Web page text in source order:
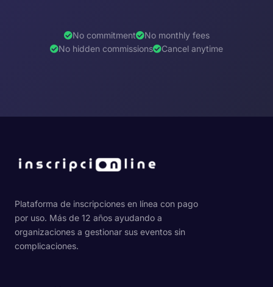
No commitment
No monthly fees
No hidden commissions
Cancel anytime
Plataforma de inscripciones en línea con pago
por uso. Más de 12 años ayudando a
organizaciones a gestionar sus eventos sin
complicaciones.